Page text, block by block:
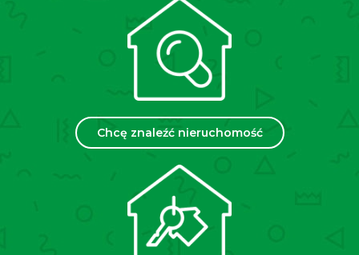
Chcę znaleźć nieruchomość
Zadowolonych klientów
35